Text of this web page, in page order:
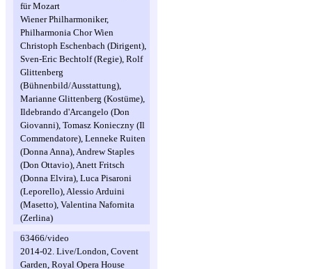
für Mozart
Wiener Philharmoniker,
Philharmonia Chor Wien
Christoph Eschenbach (Dirigent),
Sven-Eric Bechtolf (Regie), Rolf
Glittenberg
(Bühnenbild/Ausstattung),
Marianne Glittenberg (Kostüme),
Ildebrando d'Arcangelo (Don
Giovanni), Tomasz Konieczny (Il
Commendatore), Lenneke Ruiten
(Donna Anna), Andrew Staples
(Don Ottavio), Anett Fritsch
(Donna Elvira), Luca Pisaroni
(Leporello), Alessio Arduini
(Masetto), Valentina Nafornita
(Zerlina)
63466/video
2014-02. Live/London, Covent
Garden, Royal Opera House